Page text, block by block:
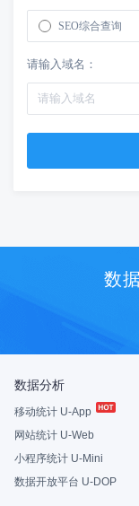
SEO综合查询
请输入域名：
数
数据分析
移动统计 U-App
网站统计 U-Web
小程序统计 U-Mini
数据开放平台 U-DOP